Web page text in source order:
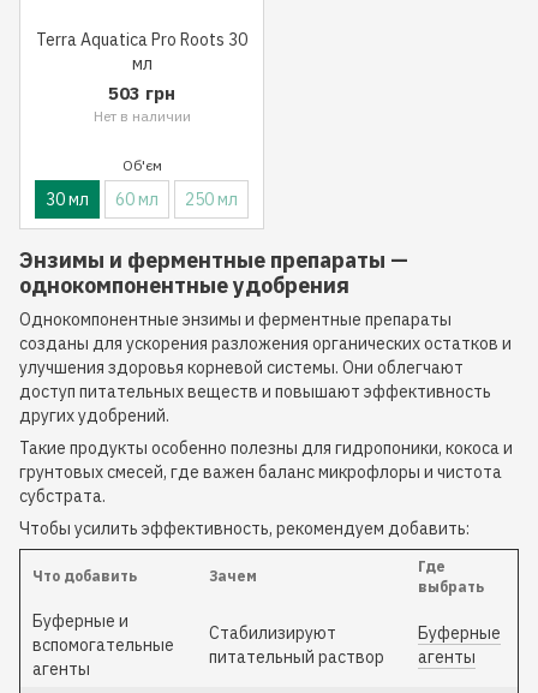
Terra Aquatica Pro Roots 30
мл
503 грн
Нет в наличии
Об'єм
30 мл 60 мл 250 мл
Энзимы и ферментные препараты —
однокомпонентные удобрения
Однокомпонентные энзимы и ферментные препараты
созданы для ускорения разложения органических остатков и
улучшения здоровья корневой системы. Они облегчают
доступ питательных веществ и повышают эффективность
других удобрений.
Такие продукты особенно полезны для гидропоники, кокоса и
грунтовых смесей, где важен баланс микрофлоры и чистота
субстрата.
Чтобы усилить эффективность, рекомендуем добавить:
Что добавить Зачем
Где
выбрать
Буферные и
вспомогательные
агенты
Стабилизируют
питательный раствор
Буферные
агенты